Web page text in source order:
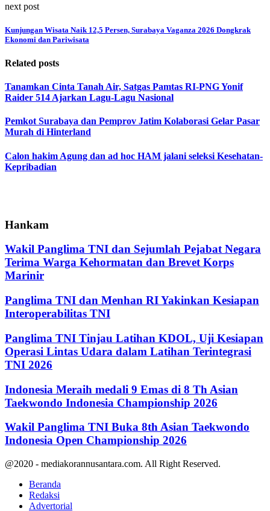
next post
Kunjungan Wisata Naik 12,5 Persen, Surabaya Vaganza 2026 Dongkrak
Ekonomi dan Pariwisata
Related posts
Tanamkan Cinta Tanah Air, Satgas Pamtas RI-PNG Yonif
Raider 514 Ajarkan Lagu-Lagu Nasional
Pemkot Surabaya dan Pemprov Jatim Kolaborasi Gelar Pasar
Murah di Hinterland
Calon hakim Agung dan ad hoc HAM jalani seleksi Kesehatan-
Kepribadian
Hankam
Wakil Panglima TNI dan Sejumlah Pejabat Negara
Terima Warga Kehormatan dan Brevet Korps
Marinir
Panglima TNI dan Menhan RI Yakinkan Kesiapan
Interoperabilitas TNI
Panglima TNI Tinjau Latihan KDOL, Uji Kesiapan
Operasi Lintas Udara dalam Latihan Terintegrasi
TNI 2026
Indonesia Meraih medali 9 Emas di 8 Th Asian
Taekwondo Indonesia Championship 2026
Wakil Panglima TNI Buka 8th Asian Taekwondo
Indonesia Open Championship 2026
@2020 - mediakorannusantara.com. All Right Reserved.
Beranda
Redaksi
Advertorial